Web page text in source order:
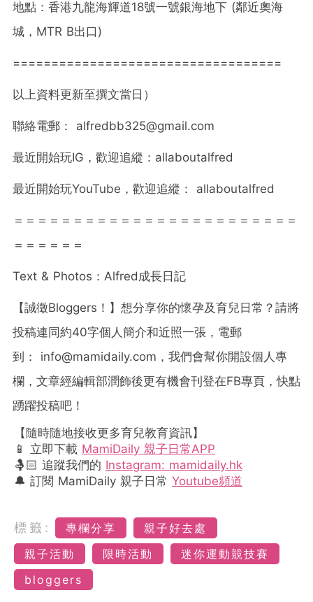
地點：香港九龍海輝道18號一號銀海地下 (鄰近奧海
城，MTR B出口)
===================================
以上資料更新至撰文當日）
聯絡電郵： alfredbb325@gmail.com
最近開始玩IG，歡迎追縱：allaboutalfred
最近開始玩YouTube，歡迎追縱： allaboutalfred
＝＝＝＝＝＝＝＝＝＝＝＝＝＝＝＝＝＝＝＝＝＝＝＝
＝＝＝＝＝＝
Text & Photos：Alfred成長日記
【誠徵Bloggers！】想分享你的懷孕及育兒日常？請將
投稿連同約40字個人簡介和近照一張，電郵
到： info@mamidaily.com ，我們會幫你開設個人專
欄，文章經編輯部潤飾後更有機會刊登在FB專頁，快點
踴躍投稿吧！
【隨時隨地接收更多育兒教育資訊】
📱 立即下載 MamiDaily 親子日常APP
🤱🏻 追蹤我們的 Instagram: mamidaily.hk
🔔 訂閱 MamiDaily 親子日常 Youtube頻道
標籤: 專欄分享
親子好去處
親子活動
限時活動
迷你運動競技賽
bloggers